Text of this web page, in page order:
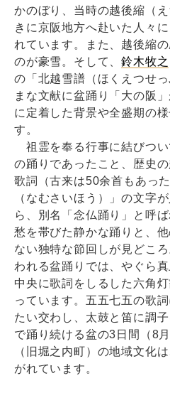
かのぼり、当時の越後縮（
きに京阪地方へ赴いた人々
れています。また、越後縮
のが豪雪。そして、鈴木牧之
の「北越雪譜（ほくえつせ
まな文献に盆踊り「大の阪
に定着した背景や全盛期の
す。
祖霊を奉る行事に結びつ
の踊りであったこと、歴史
歌詞（古来は50余首もあっ
（なむさいほう）」の文字
ら、別名「念仏踊り」と呼
愁を帯びた静かな踊りと、
ない独特な節回しが見どこ
われる盆踊りでは、やぐら
中央に歌詞をしるした六角
っています。五五七五の歌
たい交わし、太鼓と笛に調
で踊り続ける盆の3日間（8
（旧堀之内町）の地域文化
がれています。